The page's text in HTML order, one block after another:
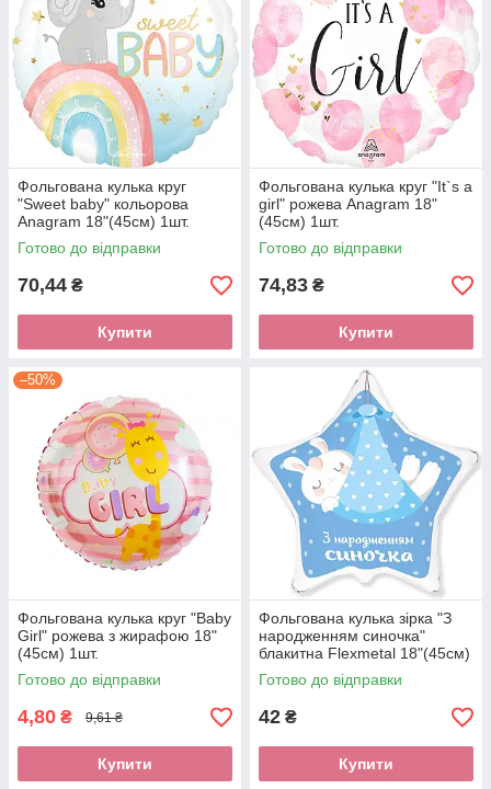
Фольгована кулька круг
"Sweet baby" кольорова
Anagram 18"(45см) 1шт.
Готово до відправки
70,44 ₴
Купити
Фольгована кулька круг "It`s a
girl" рожева Anagram 18"
(45см) 1шт.
Готово до відправки
74,83 ₴
Купити
–50%
Фольгована кулька круг "Baby
Girl" рожева з жирафою 18"
(45см) 1шт.
Готово до відправки
4,80 ₴ 9,61 ₴
Купити
Фольгована кулька зірка "З
народженням синочка"
блакитна Flexmetal 18"(45см)
1шт.
Готово до відправки
42 ₴
Купити